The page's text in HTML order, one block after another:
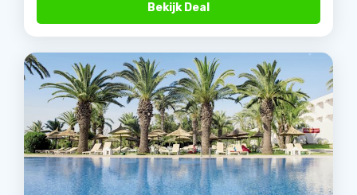
Bekijk Deal